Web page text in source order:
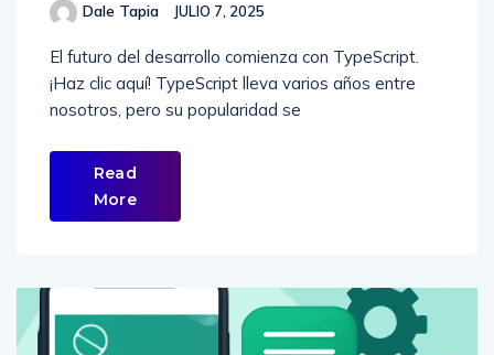
Dale Tapia JULIO 7, 2025
El futuro del desarrollo comienza con TypeScript.
¡Haz clic aquí! TypeScript lleva varios años entre
nosotros, pero su popularidad se
Read
More